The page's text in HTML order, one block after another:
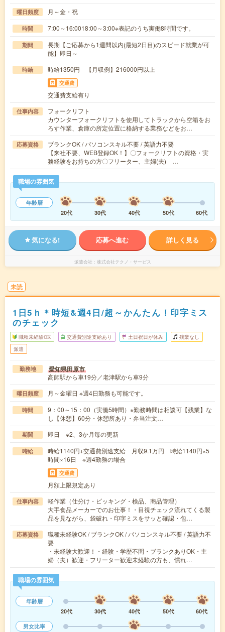
曜日頻度 月～金・祝
時間 7:00～16:0018:00～3:00※表記のうち実働8時間です。
期間
長期【ご応募から1週間以内(最短2日目)のスピード就業が可
能】即日～
時給 時給1350円 【月収例】216000円以上
交通費
交通費支給有り
仕事内容
フォークリフト
カウンターフォークリフトを使用してトラックから空箱をお
ろす作業、倉庫の所定位置に格納する業務などをお…
応募資格
ブランクOK / パソコンスキル不要 / 英語力不要
【来社不要、WEB登録OK！】〇フォークリフトの資格・実
務経験をお持ちの方〇フリーター、主婦(夫) …
職場の雰囲気
年齢層
20代
30代 40代 50代 60代
気になる! 応募へ進む 詳しく見る
派遣会社 株式会社テクノ・サービス
未読
1日5ｈ＊時短&週4日/超～かんたん！印字ミス
のチェック
職種未経験OK 交通費別途支給あり 土日祝日が休み 残業なし
派遣
勤務地 愛知県田原市
高師駅から車19分／老津駅から車9分
曜日頻度 月～金曜日 ※週4日勤務も可能です。
時間
9：00～15：00（実働5時間）※勤務時間は相談可【残業】な
し【休憩】60分・休憩所あり・弁当注文…
期間 即日 ※2、3か月毎の更新
時給
時給1140円+交通費別途支給 月収9.1万円 時給1140円×5
時間×16日 ※週4勤務の場合
交通費
月額上限規定あり
仕事内容
軽作業（仕分け・ピッキング・検品、商品管理）
大手食品メーカーでのお仕事！・目視チェック流れてくる製
品を見ながら、袋破れ・印字ミスをサッと確認・包…
応募資格
職種未経験OK / ブランクOK / パソコンスキル不要 / 英語力不
要
・未経験大歓迎！・経験・学歴不問・ブランクありOK・主
婦（夫）歓迎・フリーター歓迎未経験の方も、慣れ…
職場の雰囲気
年齢層
20代
30代 40代 50代
60代
男女比率